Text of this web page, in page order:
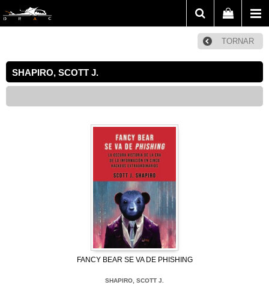
TORNAR
SHAPIRO, SCOTT J.
FANCY BEAR SE VA DE PHISHING
SHAPIRO, SCOTT J.